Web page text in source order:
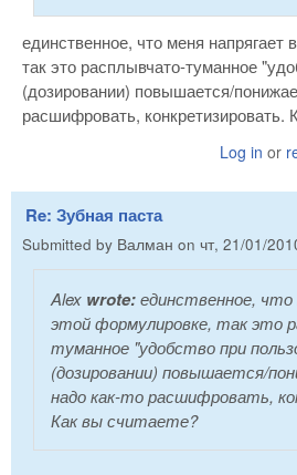
единственное, что меня напрягает
так это расплывчато-туманное
(дозировании) повышается/
расшифровать, конкретизировать.
Log in or
Re: Зубная паста
Submitted by Валман on чт, 21/01/
Alex wrote:единственное,
этой формулировке, так это
туманное "удобство при
(дозировании) повышается/
надо как-то расшифровать,
Как вы считаете?